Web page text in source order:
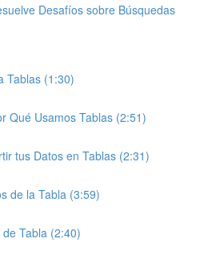
Desafíos sobre Búsquedas
Tablas (1:30)
Qué Usamos Tablas (2:51)
tus Datos en Tablas (2:31)
de la Tabla (3:59)
Tabla (2:40)